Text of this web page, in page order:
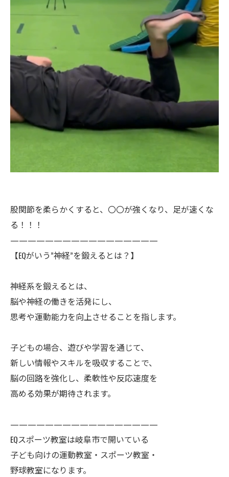
股関節を柔らかくすると、〇〇が強くなり、足が速くな
る！！！
—————————————————
【EQがいう”神経”を鍛えるとは？】
神経系を鍛えるとは、
脳や神経の働きを活発にし、
思考や運動能力を向上させることを指します。
子どもの場合、遊びや学習を通じて、
新しい情報やスキルを吸収することで、
脳の回路を強化し、柔軟性や反応速度を
高める効果が期待されます。
—————————————————
EQスポーツ教室は岐阜市で開いている
子ども向けの運動教室・スポーツ教室・
野球教室になります。